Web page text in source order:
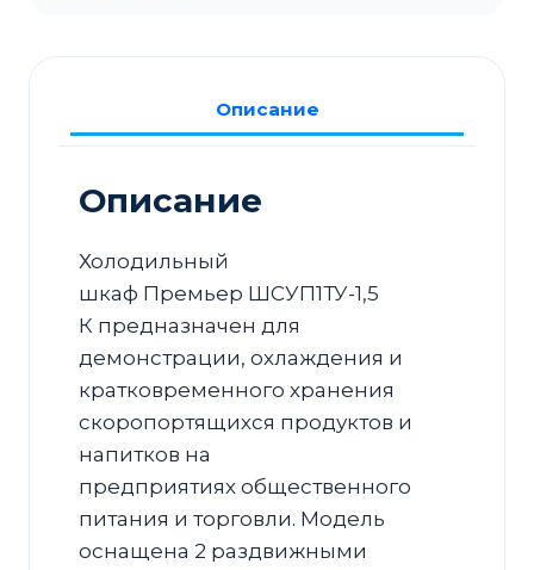
эл-
замок
Описание
Описание
Холодильный
шкаф Премьер ШCУП1ТУ-1,5
К предназначен для
демонстрации, охлаждения и
кратковременного хранения
скоропортящихся продуктов и
напитков на
предприятиях общественного
питания и торговли. Модель
оснащена 2 раздвижными